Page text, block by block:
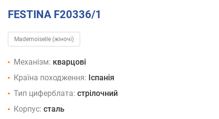
FESTINA F20336/1
Mademoiselle (жіночі)
Механізм: кварцові
Країна походження: Іспанія
Тип циферблата: стрілочний
Корпус: сталь